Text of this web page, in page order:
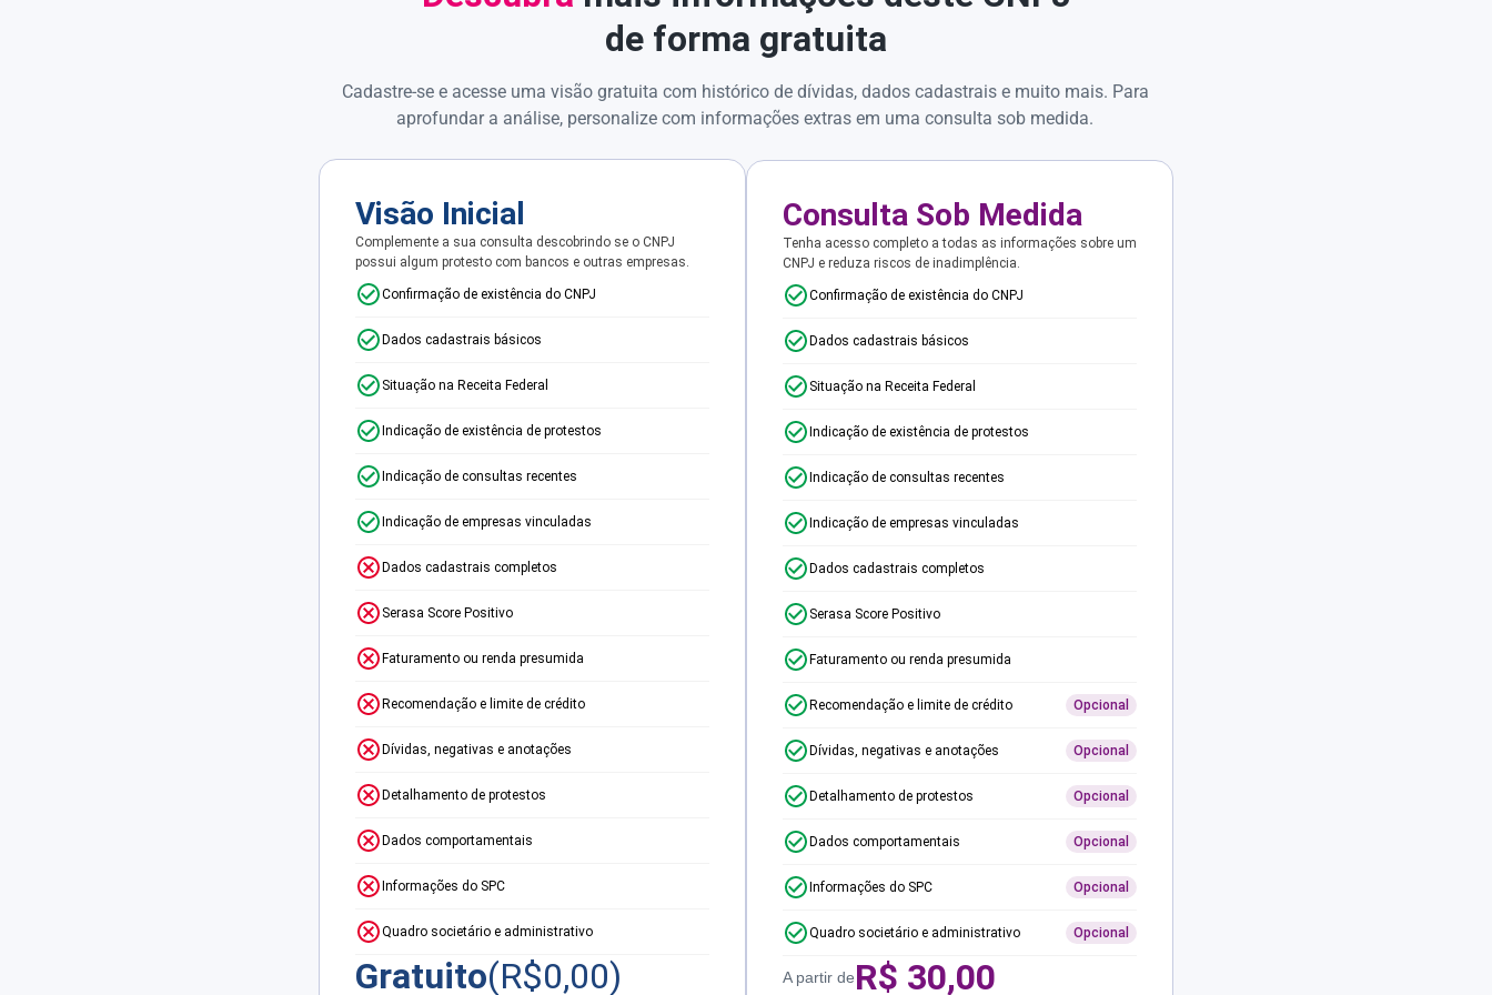
de forma gratuita
Cadastre-se e acesse uma visão gratuita com histórico de dívidas, dados cadastrais e muito mais. Para
aprofundar a análise, personalize com informações extras em uma consulta sob medida.
Visão Inicial
Complemente a sua consulta descobrindo se o CNPJ
possui algum protesto com bancos e outras empresas.
Confirmação de existência do CNPJ
Dados cadastrais básicos
Situação na Receita Federal
Indicação de existência de protestos
Indicação de consultas recentes
Indicação de empresas vinculadas
Dados cadastrais completos
Serasa Score Positivo
Faturamento ou renda presumida
Recomendação e limite de crédito
Dívidas, negativas e anotações
Detalhamento de protestos
Dados comportamentais
Informações do SPC
Quadro societário e administrativo
Gratuito(R$0,00)
Consulta Sob Medida
Tenha acesso completo a todas as informações sobre um
CNPJ e reduza riscos de inadimplência.
Confirmação de existência do CNPJ
Dados cadastrais básicos
Situação na Receita Federal
Indicação de existência de protestos
Indicação de consultas recentes
Indicação de empresas vinculadas
Dados cadastrais completos
Serasa Score Positivo
Faturamento ou renda presumida
Recomendação e limite de crédito Opcional
Dívidas, negativas e anotações Opcional
Detalhamento de protestos Opcional
Dados comportamentais Opcional
Informações do SPC Opcional
Quadro societário e administrativo Opcional
A partir deR$ 30,00